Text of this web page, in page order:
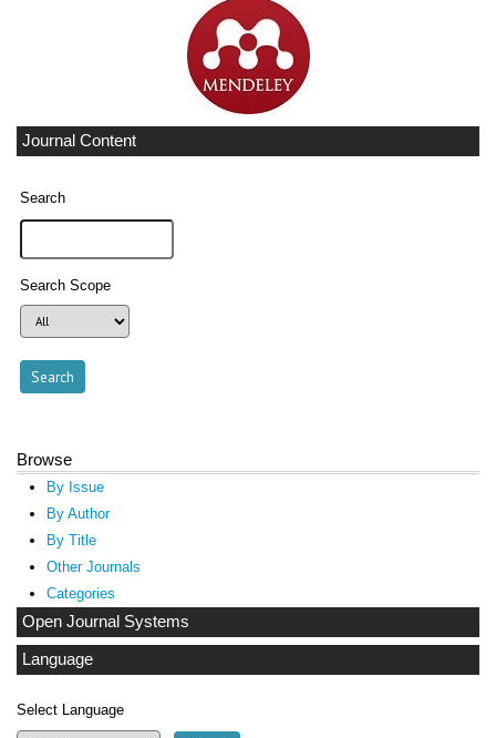
Journal Content
Search
Search Scope
Browse
By Issue
By Author
By Title
Other Journals
Categories
Open Journal Systems
Language
Select Language